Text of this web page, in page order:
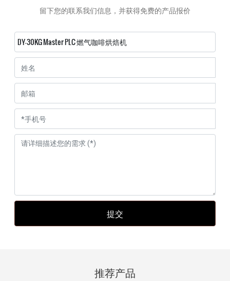
留下您的联系我们信息，并获得免费的产品报价
DY-30KG Master PLC 燃气咖啡烘焙机
提交
推荐产品